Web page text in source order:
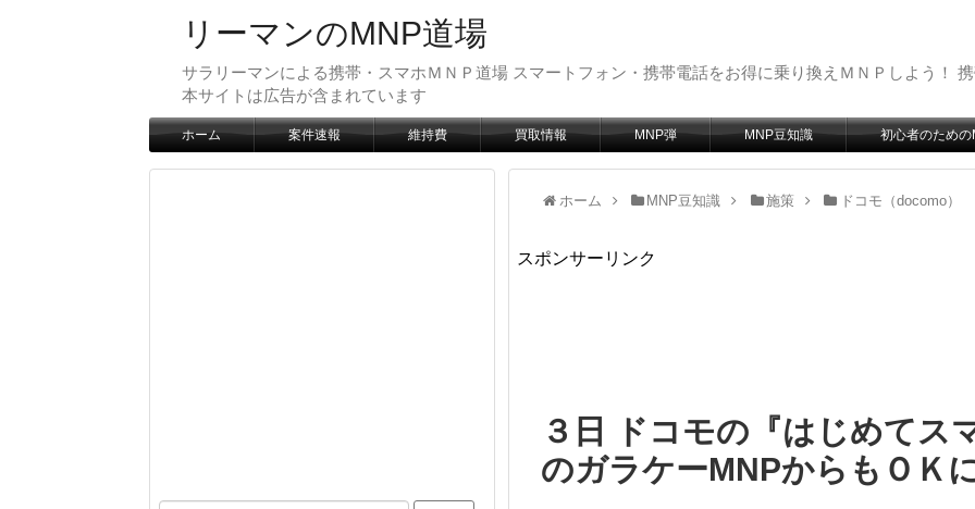
リーマンのMNP道場
サラリーマンによる携帯・スマホＭＮＰ道場 スマートフォン・携帯電話をお得に乗り換えＭＮＰしよう！
本サイトは広告が含まれています
ホーム 案件速報 維持費 買取情報 MNP弾 MNP豆知識 初心者のための
ホーム MNP豆知識 施策 ドコモ（docomo）
スポンサーリンク
３日 ドコモの『はじめてス
のガラケーMNPからもＯＫ